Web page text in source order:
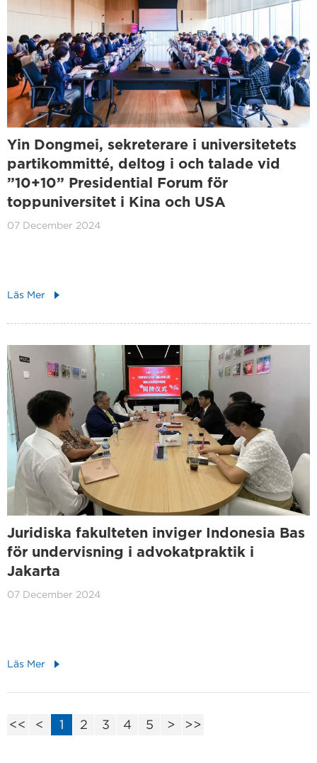
Yin Dongmei, sekreterare i universitetets
partikommitté, deltog i och talade vid
”10+10” Presidential Forum för
toppuniversitet i Kina och USA
07 December 2024
Läs Mer
Juridiska fakulteten inviger Indonesia Bas
för undervisning i advokatpraktik i
Jakarta
07 December 2024
Läs Mer
<< < 1 2 3 4 5 > >>